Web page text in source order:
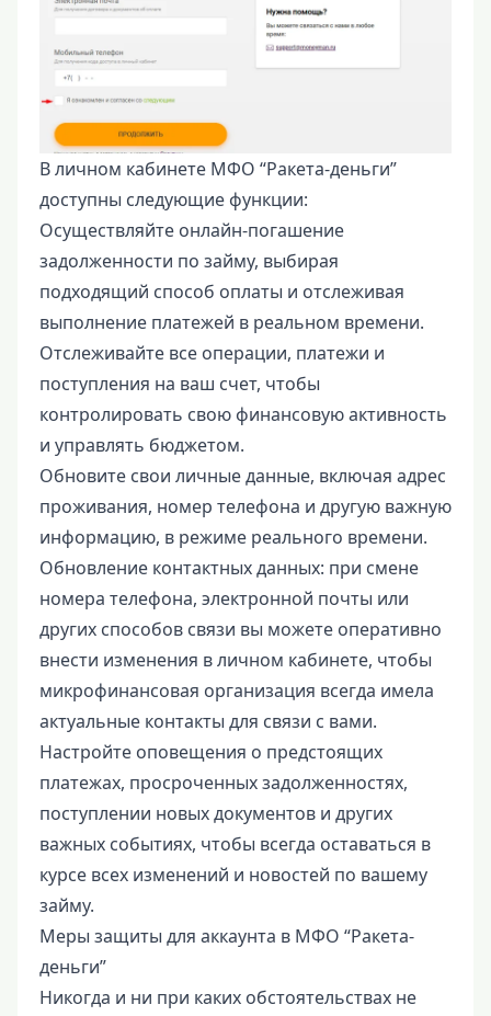
В личном кабинете МФО “Ракета-деньги”
доступны следующие функции:
Осуществляйте онлайн-погашение
задолженности по займу, выбирая
подходящий способ оплаты и отслеживая
выполнение платежей в реальном времени.
Отслеживайте все операции, платежи и
поступления на ваш счет, чтобы
контролировать свою финансовую активность
и управлять бюджетом.
Обновите свои личные данные, включая адрес
проживания, номер телефона и другую важную
информацию, в режиме реального времени.
Обновление контактных данных: при смене
номера телефона, электронной почты или
других способов связи вы можете оперативно
внести изменения в личном кабинете, чтобы
микрофинансовая организация всегда имела
актуальные контакты для связи с вами.
Настройте оповещения о предстоящих
платежах, просроченных задолженностях,
поступлении новых документов и других
важных событиях, чтобы всегда оставаться в
курсе всех изменений и новостей по вашему
займу.
Меры защиты для аккаунта в МФО “Ракета-
деньги”
Никогда и ни при каких обстоятельствах не